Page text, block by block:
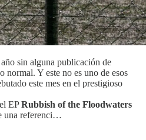
sin alguna publicación de
normal. Y este no es uno de esos
este mes en el prestigioso
EPRubbish of the Floodwaters
una referenci…